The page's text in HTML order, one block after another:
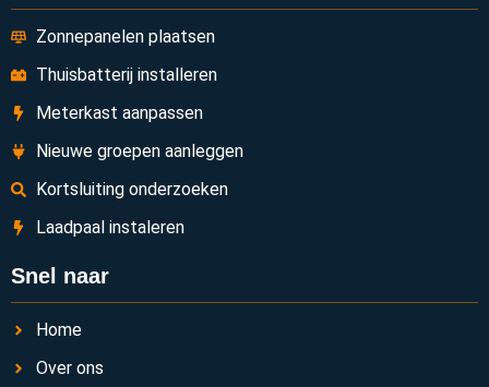
Zonnepanelen plaatsen
Thuisbatterij installeren
Meterkast aanpassen
Nieuwe groepen aanleggen
Kortsluiting onderzoeken
Laadpaal instaleren
Snel naar
Home
Over ons